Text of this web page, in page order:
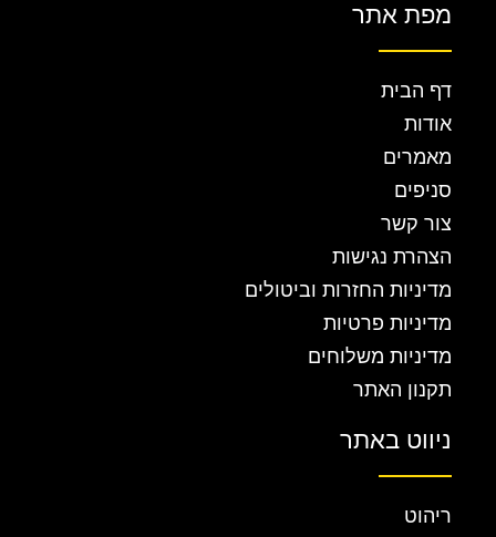
מפת אתר
דף הבית
אודות
מאמרים
סניפים
צור קשר
הצהרת נגישות
מדיניות החזרות וביטולים
מדיניות פרטיות
מדיניות משלוחים
תקנון האתר
ניווט באתר
ריהוט